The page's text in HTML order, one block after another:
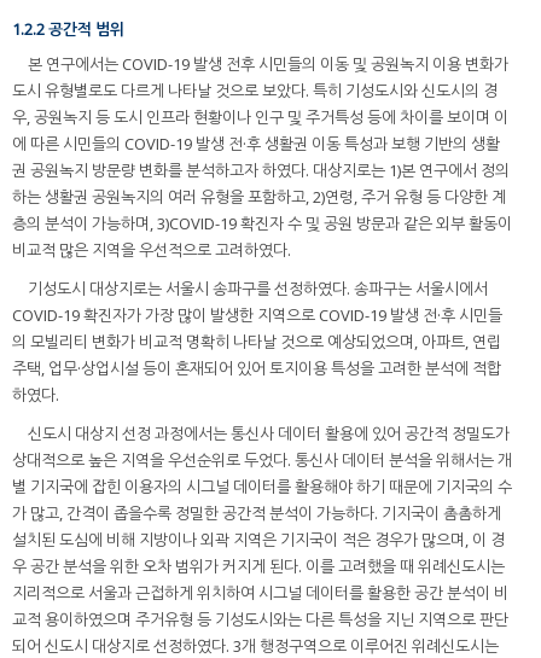
1.2.2 공간적 범위
본 연구에서는 COVID-19 발생 전후 시민들의 이동 및 공원녹지 이용 변화가
도시 유형별로도 다르게 나타날 것으로 보았다. 특히 기성도시와 신도시의 경
우, 공원녹지 등 도시 인프라 현황이나 인구 및 주거특성 등에 차이를 보이며 이
에 따른 시민들의 COVID-19 발생 전·후 생활권 이동 특성과 보행 기반의 생활
권 공원녹지 방문량 변화를 분석하고자 하였다. 대상지로는 1)본 연구에서 정의
하는 생활권 공원녹지의 여러 유형을 포함하고, 2)연령, 주거 유형 등 다양한 계
층의 분석이 가능하며, 3)COVID-19 확진자 수 및 공원 방문과 같은 외부 활동이
비교적 많은 지역을 우선적으로 고려하였다.
기성도시 대상지로는 서울시 송파구를 선정하였다. 송파구는 서울시에서
COVID-19 확진자가 가장 많이 발생한 지역으로 COVID-19 발생 전·후 시민들
의 모빌리티 변화가 비교적 명확히 나타날 것으로 예상되었으며, 아파트, 연립
주택, 업무·상업시설 등이 혼재되어 있어 토지이용 특성을 고려한 분석에 적합
하였다.
신도시 대상지 선정 과정에서는 통신사 데이터 활용에 있어 공간적 정밀도가
상대적으로 높은 지역을 우선순위로 두었다. 통신사 데이터 분석을 위해서는 개
별 기지국에 잡힌 이용자의 시그널 데이터를 활용해야 하기 때문에 기지국의 수
가 많고, 간격이 좁을수록 정밀한 공간적 분석이 가능하다. 기지국이 촘촘하게
설치된 도심에 비해 지방이나 외곽 지역은 기지국이 적은 경우가 많으며, 이 경
우 공간 분석을 위한 오차 범위가 커지게 된다. 이를 고려했을 때 위례신도시는
지리적으로 서울과 근접하게 위치하여 시그널 데이터를 활용한 공간 분석이 비
교적 용이하였으며 주거유형 등 기성도시와는 다른 특성을 지닌 지역으로 판단
되어 신도시 대상지로 선정하였다. 3개 행정구역으로 이루어진 위례신도시는